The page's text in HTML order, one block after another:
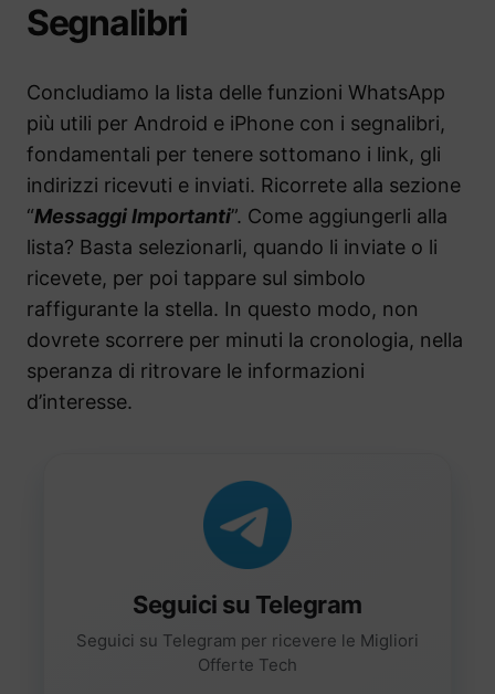
Segnalibri
Concludiamo la lista delle funzioni WhatsApp
più utili per Android e iPhone con i segnalibri,
fondamentali per tenere sottomano i link, gli
indirizzi ricevuti e inviati. Ricorrete alla sezione
“Messaggi Importanti”. Come aggiungerli alla
lista? Basta selezionarli, quando li inviate o li
ricevete, per poi tappare sul simbolo
raffigurante la stella. In questo modo, non
dovrete scorrere per minuti la cronologia, nella
speranza di ritrovare le informazioni
d’interesse.
Seguici su Telegram
Seguici su Telegram per ricevere le Migliori
Offerte Tech